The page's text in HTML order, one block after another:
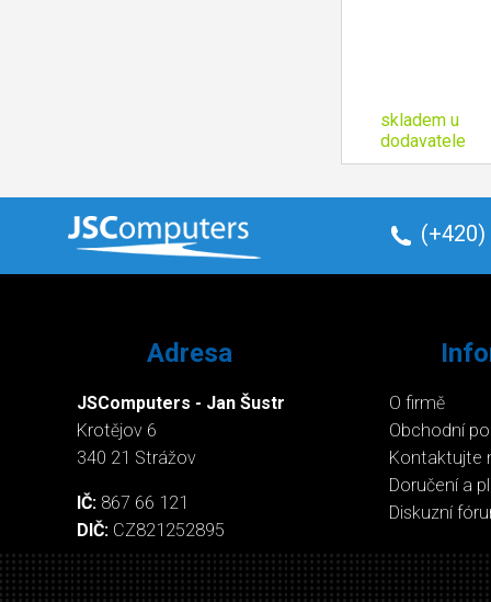
skladem u
dodavatele
(+420)
Adresa
JSComputers - Jan Šustr
Krotějov 6
340 21 Strážov
IČ: 867 66 121
DIČ: CZ821252895
O firmě
Obchodní
Kontaktujte
Doručení a
Diskuzní